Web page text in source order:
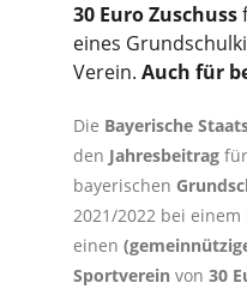
30 Euro Zuschuss
eines
Verein.Auch für
Die Bayerische
den Jahresbeitrag
bayerischen
2021/2022 bei einem
einen
Sportverein von30